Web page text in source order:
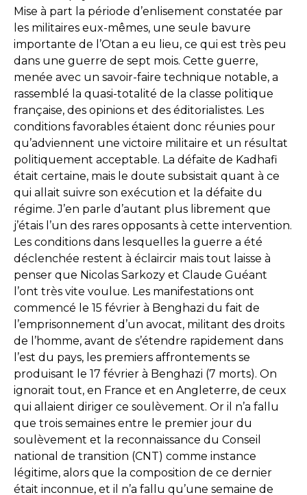
Mise à part la période d’enlisement constatée par
les militaires eux-mêmes, une seule bavure
importante de l’Otan a eu lieu, ce qui est très peu
dans une guerre de sept mois. Cette guerre,
menée avec un savoir-faire technique notable, a
rassemblé la quasi-totalité de la classe politique
française, des opinions et des éditorialistes. Les
conditions favorables étaient donc réunies pour
qu’adviennent une victoire militaire et un résultat
politiquement acceptable. La défaite de Kadhafi
était certaine, mais le doute subsistait quant à ce
qui allait suivre son exécution et la défaite du
régime. J’en parle d’autant plus librement que
j’étais l’un des rares opposants à cette intervention.
Les conditions dans lesquelles la guerre a été
déclenchée restent à éclaircir mais tout laisse à
penser que Nicolas Sarkozy et Claude Guéant
l’ont très vite voulue. Les manifestations ont
commencé le 15 février à Benghazi du fait de
l’emprisonnement d’un avocat, militant des droits
de l’homme, avant de s’étendre rapidement dans
l’est du pays, les premiers affrontements se
produisant le 17 février à Benghazi (7 morts). On
ignorait tout, en France et en Angleterre, de ceux
qui allaient diriger ce soulèvement. Or il n’a fallu
que trois semaines entre le premier jour du
soulèvement et la reconnaissance du Conseil
national de transition (CNT) comme instance
légitime, alors que la composition de ce dernier
était inconnue, et il n’a fallu qu’une semaine de